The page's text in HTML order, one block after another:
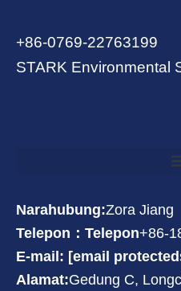
+86-0769-22763199
STARK Environmental
Narahubung:Zora Jiang
Telepon：Telepon+86-
E-mail: [email protected
Alamat:Gedung C,